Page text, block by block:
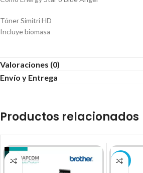
Tóner Simitri HD
Incluye biomasa
Valoraciones (0)
Envío y Entrega
Productos relacionados
-8%